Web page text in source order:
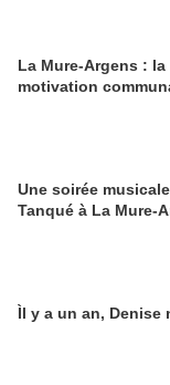
La Mure-Argens :
motivation
Une soirée
Tanqué à La Mure-
Ìl y a un an,